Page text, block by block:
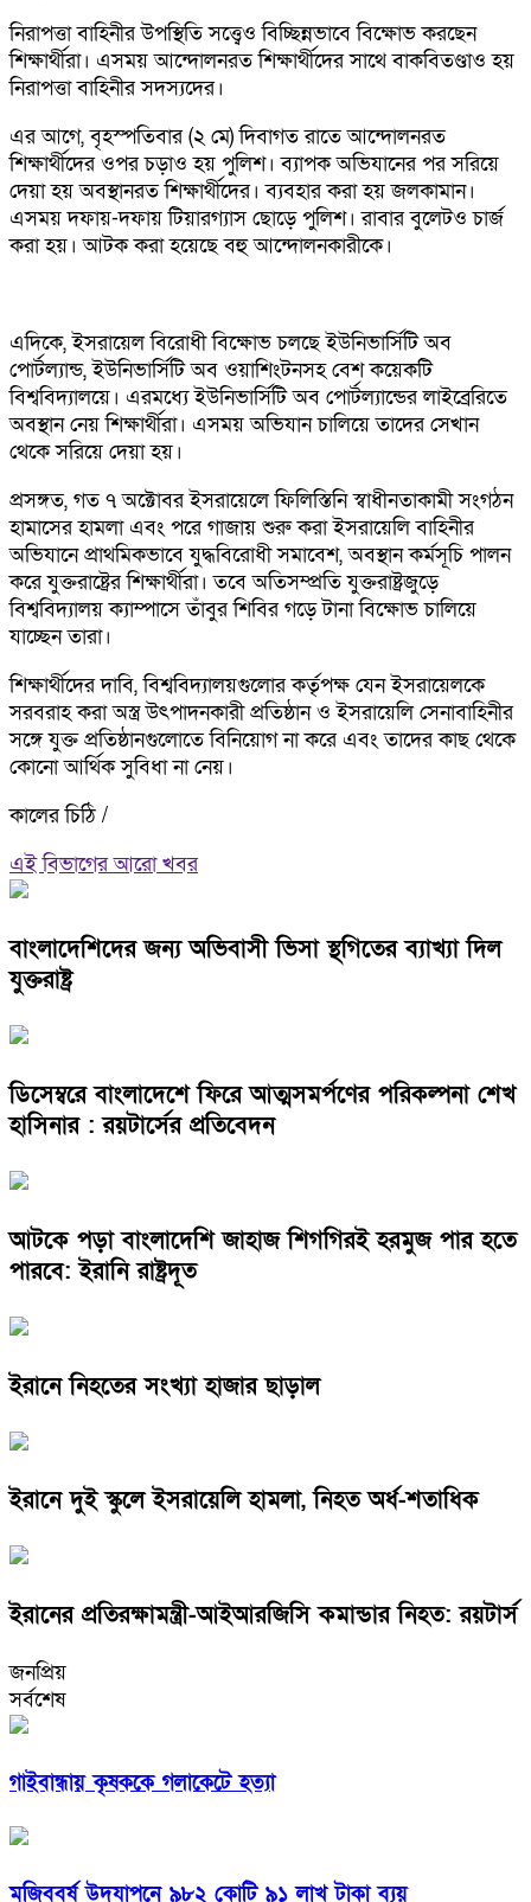
নিরাপত্তা বাহিনীর উপস্থিতি সত্ত্বেও বিচ্ছিন্নভাবে বিক্ষোভ করছেন
শিক্ষার্থীরা। এসময় আন্দোলনরত শিক্ষার্থীদের সাথে বাকবিতণ্ডাও হয়
নিরাপত্তা বাহিনীর সদস্যদের।
এর আগে, বৃহস্পতিবার (২ মে) দিবাগত রাতে আন্দোলনরত
শিক্ষার্থীদের ওপর চড়াও হয় পুলিশ। ব্যাপক অভিযানের পর সরিয়ে
দেয়া হয় অবস্থানরত শিক্ষার্থীদের। ব্যবহার করা হয় জলকামান।
এসময় দফায়-দফায় টিয়ারগ্যাস ছোড়ে পুলিশ। রাবার বুলেটও চার্জ
করা হয়। আটক করা হয়েছে বহু আন্দোলনকারীকে।
এদিকে, ইসরায়েল বিরোধী বিক্ষোভ চলছে ইউনিভার্সিটি অব
পোর্টল্যান্ড, ইউনিভার্সিটি অব ওয়াশিংটনসহ বেশ কয়েকটি
বিশ্ববিদ্যালয়ে। এরমধ্যে ইউনিভার্সিটি অব পোর্টল্যান্ডের লাইব্রেরিতে
অবস্থান নেয় শিক্ষার্থীরা। এসময় অভিযান চালিয়ে তাদের সেখান
থেকে সরিয়ে দেয়া হয়।
প্রসঙ্গত, গত ৭ অক্টোবর ইসরায়েলে ফিলিস্তিনি স্বাধীনতাকামী সংগঠন
হামাসের হামলা এবং পরে গাজায় শুরু করা ইসরায়েলি বাহিনীর
অভিযানে প্রাথমিকভাবে যুদ্ধবিরোধী সমাবেশ, অবস্থান কর্মসূচি পালন
করে যুক্তরাষ্ট্রের শিক্ষার্থীরা। তবে অতিসম্প্রতি যুক্তরাষ্ট্রজুড়ে
বিশ্ববিদ্যালয় ক্যাম্পাসে তাঁবুর শিবির গড়ে টানা বিক্ষোভ চালিয়ে
যাচ্ছেন তারা।
শিক্ষার্থীদের দাবি, বিশ্ববিদ্যালয়গুলোর কর্তৃপক্ষ যেন ইসরায়েলকে
সরবরাহ করা অস্ত্র উৎপাদনকারী প্রতিষ্ঠান ও ইসরায়েলি সেনাবাহিনীর
সঙ্গে যুক্ত প্রতিষ্ঠানগুলোতে বিনিয়োগ না করে এবং তাদের কাছ থেকে
কোনো আর্থিক সুবিধা না নেয়।
কালের চিঠি /
এই বিভাগের আরো খবর
বাংলাদেশিদের জন্য অভিবাসী ভিসা স্থগিতের ব্যাখ্যা দিল
যুক্তরাষ্ট্র
ডিসেম্বরে বাংলাদেশে ফিরে আত্মসমর্পণের পরিকল্পনা শেখ
হাসিনার : রয়টার্সের প্রতিবেদন
আটকে পড়া বাংলাদেশি জাহাজ শিগগিরই হরমুজ পার হতে
পারবে: ইরানি রাষ্ট্রদূত
ইরানে নিহতের সংখ্যা হাজার ছাড়াল
ইরানে দুই স্কুলে ইসরায়েলি হামলা, নিহত অর্ধ-শতাধিক
ইরানের প্রতিরক্ষামন্ত্রী-আইআরজিসি কমান্ডার নিহত: রয়টার্স
জনপ্রিয়
সর্বশেষ
গাইবান্ধায় কৃষককে গলাকেটে হত্যা
মুজিববর্ষ উদযাপনে ৯৮২ কোটি ৯১ লাখ টাকা ব্যয়